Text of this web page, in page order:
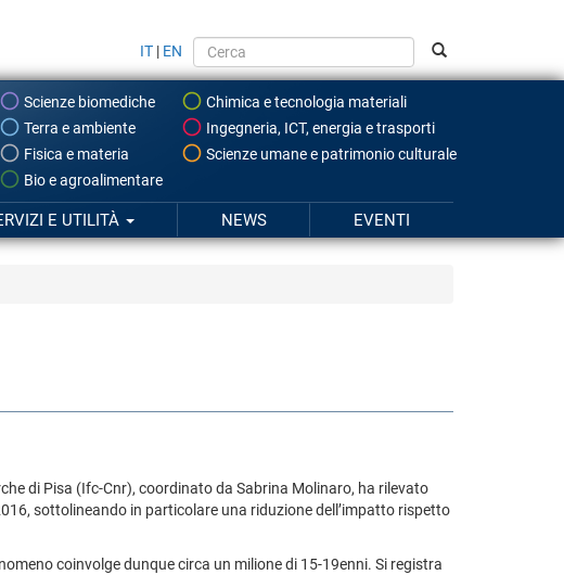
IT | EN
Scienze biomediche
Chimica e tecnologia materiali
Terra e ambiente
Ingegneria, ICT, energia e trasporti
Fisica e materia
Scienze umane e patrimonio culturale
Bio e agroalimentare
E UTILITÀ NEWS EVENTI
di Pisa (Ifc-Cnr), coordinato da Sabrina Molinaro, ha rilevato
sottolineando in particolare una riduzione dell’impatto rispetto
coinvolge dunque circa un milione di 15-19enni. Si registra